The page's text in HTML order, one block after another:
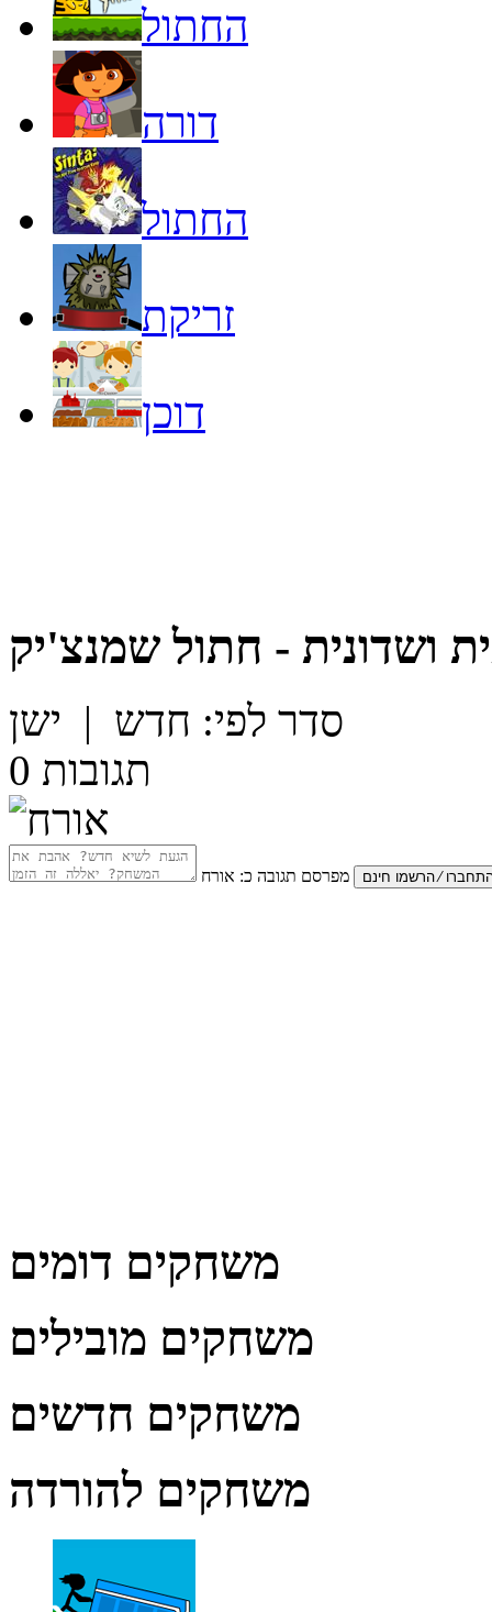
החתול
דורה
החתול
זריקת
דוכן
ושדונית - חתול שמנצ'יק
סדר לפי: חדש | ישן
0 תגובות
מפרסם תגובה כ: אורח
משחקים דומים
משחקים מובילים
משחקים חדשים
משחקים להורדה